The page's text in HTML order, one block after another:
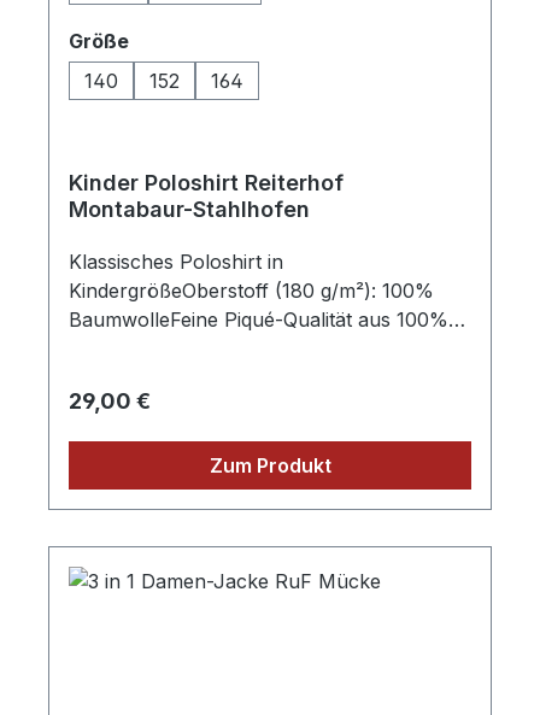
https://www.weritex.com/groessentabelle-
craft-vereinskleidung-kanuverein-
duisburg/spcagroesse
Größeauswählen
140
152 164
Kinder Poloshirt Reiterhof
Montabaur-Stahlhofen
Klassisches Poloshirt in
KindergrößeOberstoff (180 g/m²): 100%
BaumwolleFeine Piqué-Qualität aus 100%
ArmbündchenKnöpfe Ton in Ton,
dem RückenVerkauf nur an Mitglieder des
Reiterhofes Montabaur-Stahlhofen e.V.
Regulärer Preis:
29,00 €
Zum Produkt